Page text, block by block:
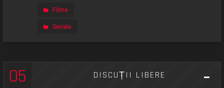
Filme
Seriale
05 DISCUȚII LIBERE